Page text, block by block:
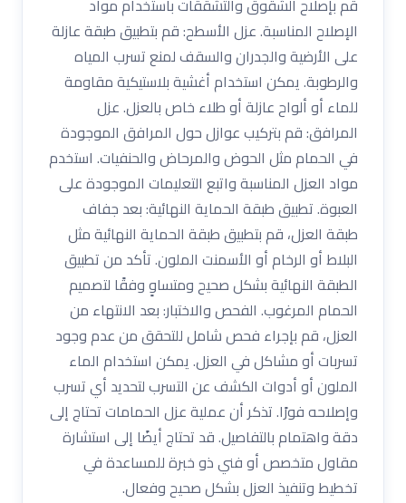
قم بإصلاح الشقوق والتشققات باستخدام مواد
الإصلاح المناسبة. عزل الأسطح: قم بتطبيق طبقة عازلة
على الأرضية والجدران والسقف لمنع تسرب المياه
والرطوبة. يمكن استخدام أغشية بلاستيكية مقاومة
للماء أو ألواح عازلة أو طلاء خاص بالعزل. عزل
المرافق: قم بتركيب عوازل حول المرافق الموجودة
في الحمام مثل الحوض والمرحاض والحنفيات. استخدم
مواد العزل المناسبة واتبع التعليمات الموجودة على
العبوة. تطبيق طبقة الحماية النهائية: بعد جفاف
طبقة العزل، قم بتطبيق طبقة الحماية النهائية مثل
البلاط أو الرخام أو الأسمنت الملون. تأكد من تطبيق
الطبقة النهائية بشكل صحيح ومتساوٍ وفقًا لتصميم
الحمام المرغوب. الفحص والاختبار: بعد الانتهاء من
العزل، قم بإجراء فحص شامل للتحقق من عدم وجود
تسربات أو مشاكل في العزل. يمكن استخدام الماء
الملون أو أدوات الكشف عن التسرب لتحديد أي تسرب
وإصلاحه فورًا. تذكر أن عملية عزل الحمامات تحتاج إلى
دقة واهتمام بالتفاصيل. قد تحتاج أيضًا إلى استشارة
مقاول متخصص أو فني ذو خبرة للمساعدة في
تخطيط وتنفيذ العزل بشكل صحيح وفعال.